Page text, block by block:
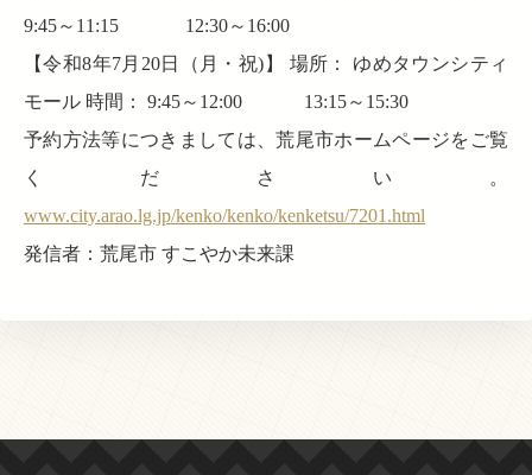
9:45～11:15 12:30～16:00
【令和8年7月20日（月・祝)】 場所： ゆめタウンシティ
モール 時間： 9:45～12:00 13:15～15:30
予約方法等につきましては、荒尾市ホームページをご覧
ください。
www.city.arao.lg.jp/kenko/kenko/kenketsu/7201.html
発信者：荒尾市 すこやか未来課